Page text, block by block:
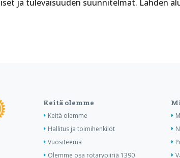
ja tulevaisuuden suunnitelmat. Lahden
Keitä olemme
Keitä olemme
Hallitus ja toimihenkilöt
Vuositeema
Olemme osa rotarypiiriä 1390